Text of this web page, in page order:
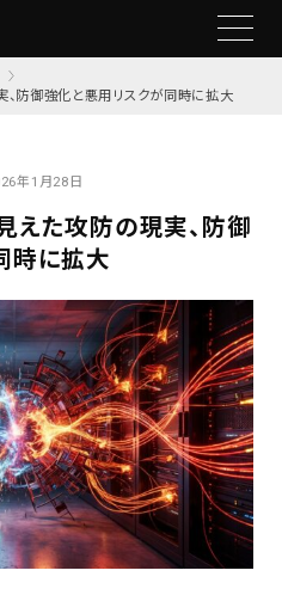
防御強化と悪用リスクが同時に拡大
年1月28日
えた攻防の現実、防御
時に拡大